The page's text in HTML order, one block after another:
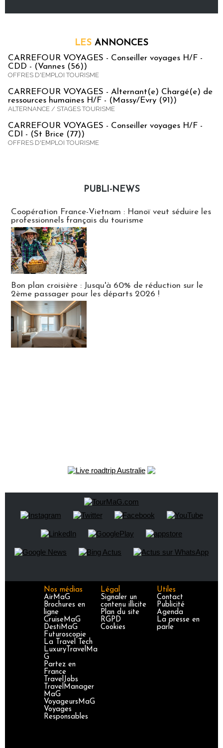
LES ANNONCES
CARREFOUR VOYAGES - Conseiller voyages H/F -
CDD - (Vannes (56))
OFFRES D'EMPLOI TOURISME
CARREFOUR VOYAGES - Alternant(e) Chargé(e) de
ressources humaines H/F - (Massy/Evry (91))
ALTERNANCE / STAGES TOURISME
CARREFOUR VOYAGES - Conseiller voyages H/F -
CDI - (St Brice (77))
OFFRES D'EMPLOI TOURISME
PUBLI-NEWS
Coopération France-Vietnam : Hanoï veut séduire les
professionnels français du tourisme
Bon plan croisière : Jusqu'à 60% de réduction sur le
2ème passager pour les départs 2026 !
Nos médias
AirMaG
Brochures en
ligne
CruiseMaG
DestiMaG
Futuroscopie
La Travel Tech
LuxuryTravelMa
G
Partez en
France
TravelJobs
TravelManager
MaG
VoyageursMaG
Voyages
Responsables
Légal
Signaler un
contenu illicite
Plan du site
RGPD
Cookies
Utiles
Contact
Publicité
Agenda
La presse en
parle